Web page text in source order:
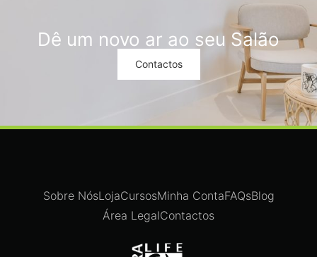
Dê um novo ar ao seu Salão
Contactos
Sobre NósLojaCursosMinha ContaFAQsBlog
Área LegalContactos